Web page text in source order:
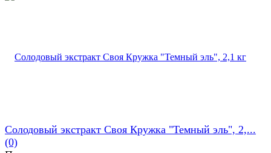
Солодовый экстракт Своя Кружка "Темный эль", 2,...
(0)